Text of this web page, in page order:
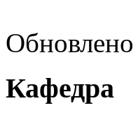
Кафедра